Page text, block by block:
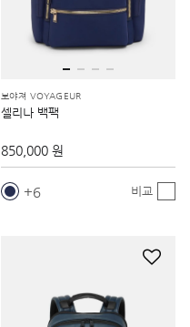
보야져 VOYAGEUR
셀리나 백팩
850,000 원
6 비교